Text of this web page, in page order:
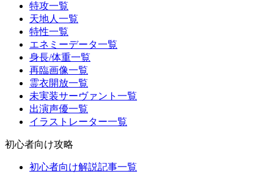
特攻一覧
天地人一覧
特性一覧
エネミーデータ一覧
身長/体重一覧
再臨画像一覧
霊衣開放一覧
未実装サーヴァント一覧
出演声優一覧
イラストレーター一覧
初心者向け攻略
初心者向け解説記事一覧